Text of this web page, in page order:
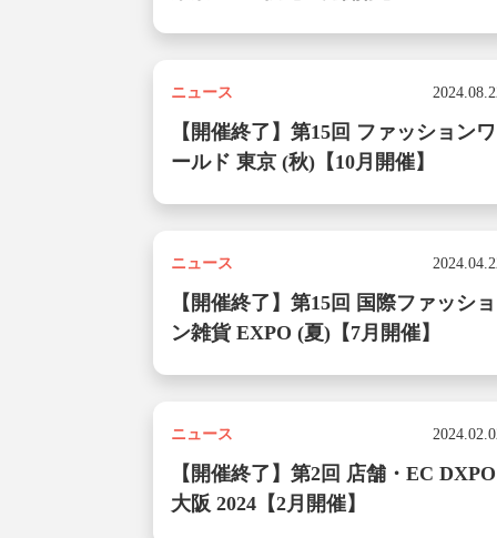
ニュース
【開催終了】第15回 ファッションワ
ールド 東京 (秋)【10月開催】
ニュース
【開催終了】第15回 国際ファッショ
ン雑貨 EXPO (夏)【7月開催】
ニュース
【開催終了】第2回 店舗・EC DXPO
大阪 2024【2月開催】